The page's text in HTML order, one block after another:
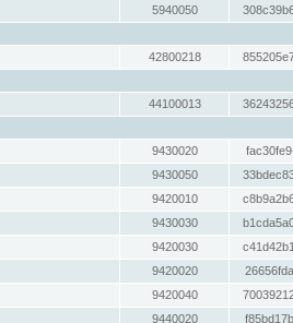
5940050
42800218
44100013
9430020
9430050
9420010
9430030
9420030
9420020
9420040
9440020